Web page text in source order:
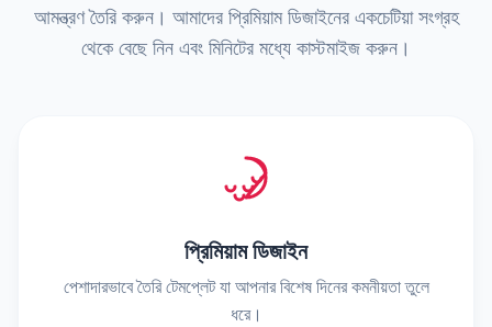
আমন্ত্রণ তৈরি করুন। আমাদের প্রিমিয়াম ডিজাইনের একচেটিয়া সংগ্রহ
থেকে বেছে নিন এবং মিনিটের মধ্যে কাস্টমাইজ করুন।
প্রিমিয়াম ডিজাইন
পেশাদারভাবে তৈরি টেমপ্লেট যা আপনার বিশেষ দিনের কমনীয়তা তুলে
ধরে।